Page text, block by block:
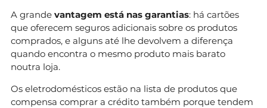
A grande vantagem está nas garantias: há cartões
que oferecem seguros adicionais sobre os produtos
comprados, e alguns até lhe devolvem a diferença
quando encontra o mesmo produto mais barato
noutra loja.
Os eletrodomésticos estão na lista de produtos que
compensa comprar a crédito também porque tendem